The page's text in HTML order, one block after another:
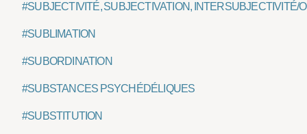
#SUBJECTIVITÉ, SUBJECTIVATION, INTERSUBJECTIVITÉ/
#SUBLIMATION
#SUBORDINATION
#SUBSTANCES PSYCHÉDÉLIQUES
#SUBSTITUTION